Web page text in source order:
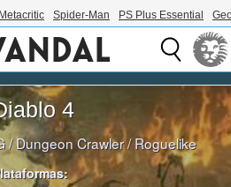
Metacritic Spider-Man PS Plus Essential
4
/Dungeon Crawler/Roguelike